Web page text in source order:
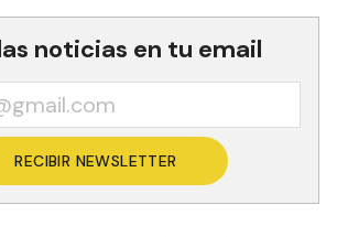
noticias en tu email
RECIBIR NEWSLETTER